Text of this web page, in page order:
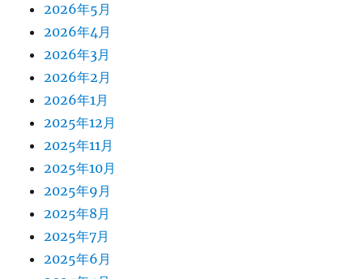
2026年5月
2026年4月
2026年3月
2026年2月
2026年1月
2025年12月
2025年11月
2025年10月
2025年9月
2025年8月
2025年7月
2025年6月